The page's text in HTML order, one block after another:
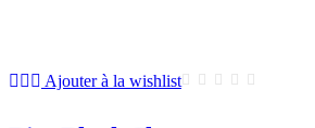
Ajouter à la wishlist